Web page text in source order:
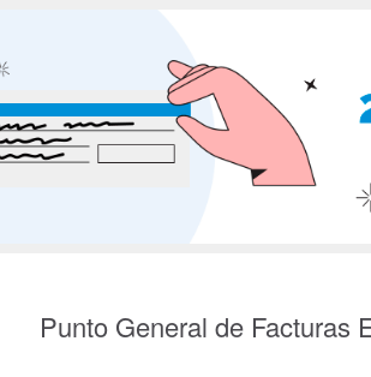
Punto General de Facturas